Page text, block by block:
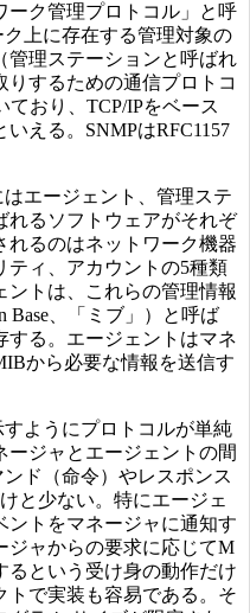
ーク管理プロトコル」と呼
上に存在する管理対象の
管理ステーションと呼ばれ
りするための通信プロトコ
ており、TCP/IPをベース
える。SNMPはRFC1157
エージェント、管理ステ
れるソフトウェアがそれぞ
れるのはネットワーク機器
ティ、アカウントの5種類
ントは、これらの管理情報
Base、「ミブ」）と呼ば
する。エージェントはマネ
から必要な情報を送信す
ようにプロトコルが単純
ージャとエージェントの間
ド（命令）やレスポンス
と少ない。特にエージェ
ントをマネージャに通知す
ジャからの要求に応じてM
という受け身の動作だけ
トで実装も容易である。そ